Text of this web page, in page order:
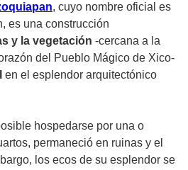
, cuyo nombre oficial es
es una construcción
y la vegetación -cercana a la
del Pueblo Mágico de Xico-
en el esplendor arquitectónico
hospedarse por una o
permaneció en ruinas y el
los ecos de su esplendor se